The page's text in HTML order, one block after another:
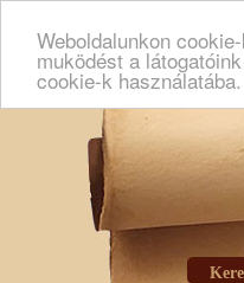
Weboldalunkon
muködést a
cookie-k használatába.